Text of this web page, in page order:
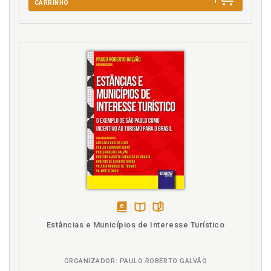
Formularios, p. 55
Formularios. Anexo I. Modelos y formularios, p. 71
Guía para la práctica de la mediación intrajudicial, p.
Introducción, p. 11
La mediación penal en el sistema de justicia, p. 27
Legislativo. Marco legislativo, p. 21
CARRINHO
disponível
em
Disponível
Estâncias e Municípios de Interesse Turístico
ORGANIZADOR: PAULO ROBERTO GALVÃO